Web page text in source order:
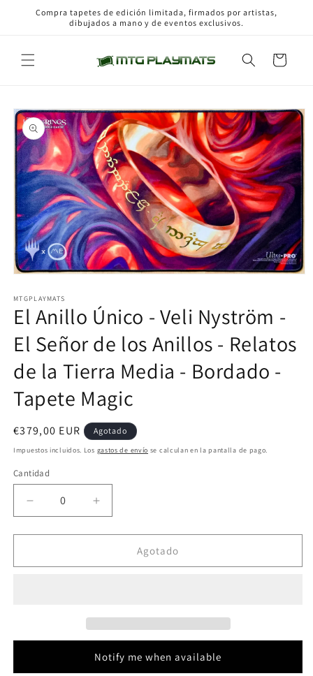
directamente
al contenido
Compra tapetes de edición limitada, firmados por artistas,
dibujados a mano y de eventos exclusivos.
Carrito
directamente
a la
información
del producto
multimedia
1
en
ventana
modal
MTGPLAYMATS
El Anillo Único - Veli Nyström -
El Señor de los Anillos - Relatos
de la Tierra Media - Bordado -
Tapete Magic
Precio
habitual
€379,00 EUR Agotado
Impuestos incluidos. Los gastos de envío se calculan en la pantalla de pago.
Cantidad
Reducir
cantidad
para
Anillo
-
Aumentar
cantidad
para
Anillo
-
El
Señor
Agotado
Notify me when available